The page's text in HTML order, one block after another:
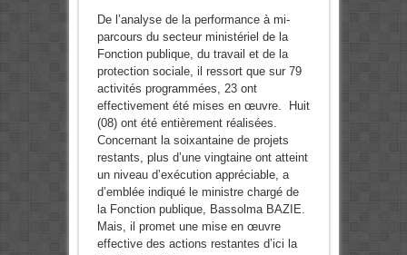
De l’analyse de la performance à mi-
parcours du secteur ministériel de la
Fonction publique, du travail et de la
protection sociale, il ressort que sur 79
activités programmées, 23 ont
effectivement été mises en œuvre. Huit
(08) ont été entièrement réalisées.
Concernant la soixantaine de projets
restants, plus d’une vingtaine ont atteint
un niveau d’exécution appréciable, a
d’emblée indiqué le ministre chargé de
la Fonction publique, Bassolma BAZIE.
Mais, il promet une mise en œuvre
effective des actions restantes d’ici la